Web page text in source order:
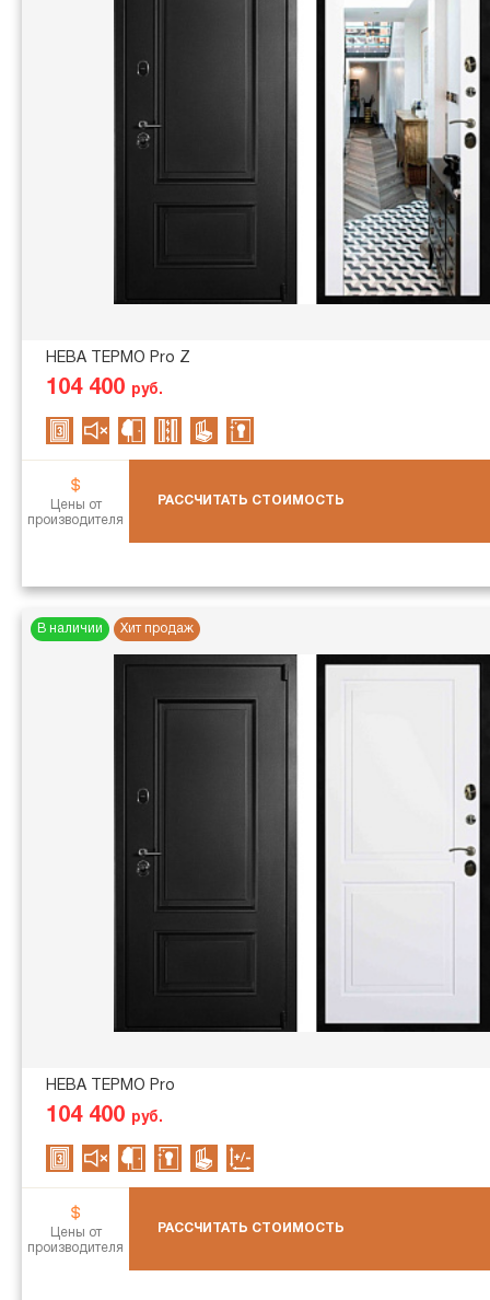
НЕВА ТЕРМО Pro Z
104 400 руб.
Цены от
производителя
РАССЧИТАТЬ СТОИМОСТЬ
В наличии Хит продаж
НЕВА ТЕРМО Pro
104 400 руб.
Цены от
производителя
РАССЧИТАТЬ СТОИМОСТЬ